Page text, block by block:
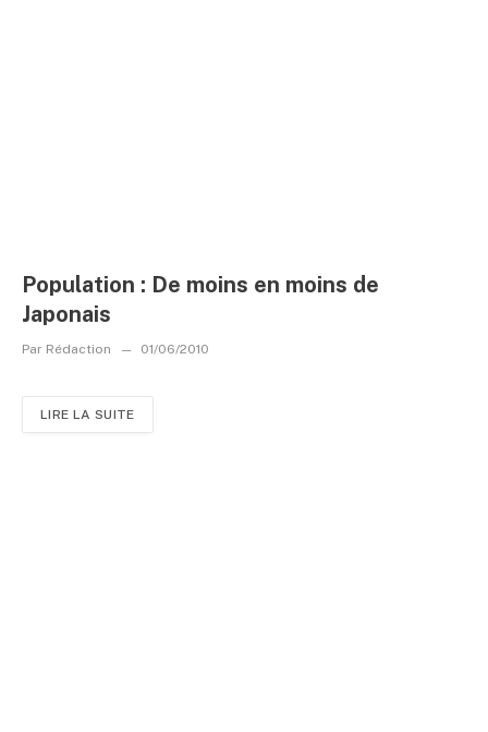
Population : De moins en moins de
Japonais
Par Rédaction 01/06/2010
LIRE LA SUITE